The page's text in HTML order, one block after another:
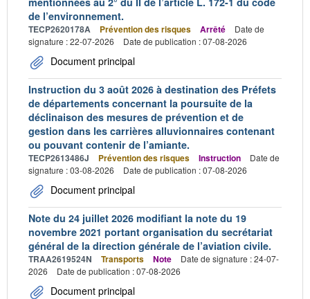
de l’environnement.
TECP2620178A Prévention des risques Arrêté
Date de
signature : 22-07-2026
Date de publication : 07-08-2026
Document principal
Instruction du 3 août 2026 à destination des Préfets
de départements concernant la poursuite de la
déclinaison des mesures de prévention et de
gestion dans les carrières alluvionnaires contenant
ou pouvant contenir de l’amiante.
TECP2613486J Prévention des risques Instruction
Date de
signature : 03-08-2026
Date de publication : 07-08-2026
Document principal
Note du 24 juillet 2026 modifiant la note du 19
novembre 2021 portant organisation du secrétariat
général de la direction générale de l’aviation civile.
TRAA2619524N Transports Note
Date de signature : 24-07-
2026
Date de publication : 07-08-2026
Document principal